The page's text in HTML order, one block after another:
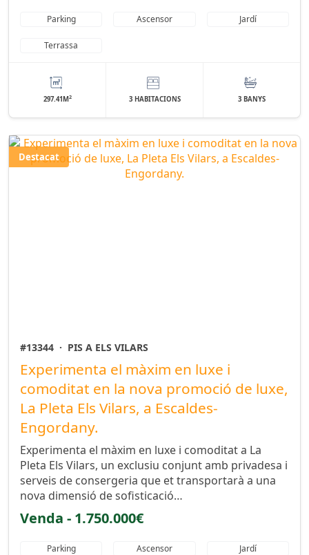
Parking Ascensor Jardí
Terrassa
297.41M2 3 HABITACIONS 3 BANYS
Destacat
#13344 · PIS A ELS VILARS
Experimenta el màxim en luxe i
comoditat en la nova promoció de luxe,
La Pleta Els Vilars, a Escaldes-
Engordany.
Experimenta el màxim en luxe i comoditat a La
Pleta Els Vilars, un exclusiu conjunt amb privadesa i
serveis de consergeria que et transportarà a una
nova dimensió de sofisticació…
Venda - 1.750.000€
Parking Ascensor Jardí